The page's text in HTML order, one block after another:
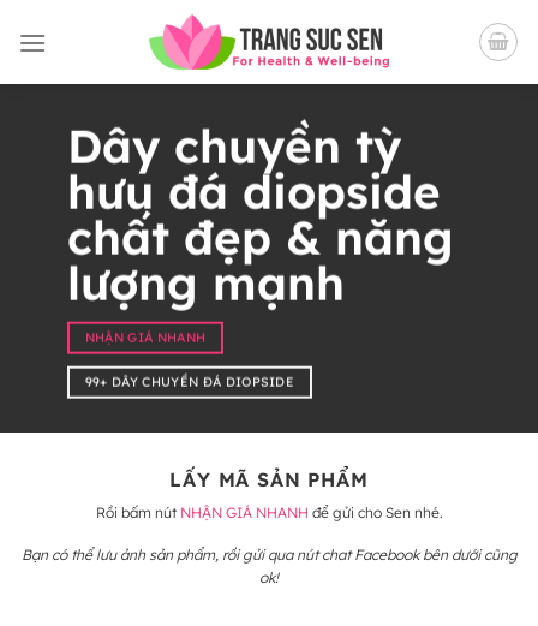
qua
Dây chuyền tỳ
hưu đá diopside
chất đẹp & năng
lượng mạnh
NHẬN GIÁ NHANH
99+ DÂY CHUYỀN ĐÁ DIOPSIDE
LẤY MÃ SẢN PHẨM
Rồi bấm nút NHẬN GIÁ NHANH để gửi cho Sen nhé.
Bạn có thể lưu ảnh sản phẩm, rồi gửi qua nút chat Facebook bên dưới cũng
ok!